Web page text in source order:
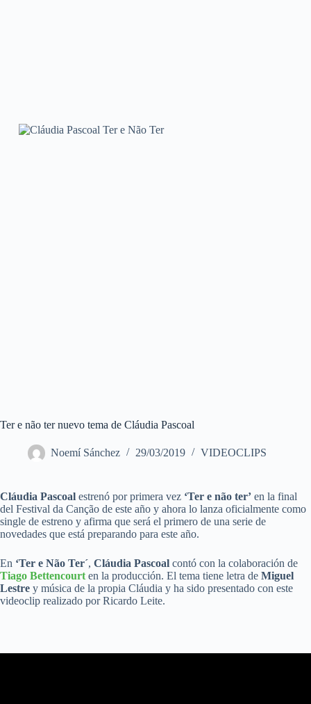
Ter e não ter nuevo tema de Cláudia Pascoal
Noemí Sánchez 29/03/2019 VIDEOCLIPS
Cláudia Pascoal estrenó por primera vez ‘Ter e não ter’ en la final
del Festival da Canção de este año y ahora lo lanza oficialmente como
single de estreno y afirma que será el primero de una serie de
novedades que está preparando para este año.
En ‘Ter e Não Ter´, Cláudia Pascoal contó con la colaboración de
Tiago Bettencourt en la producción. El tema tiene letra de Miguel
Lestre y música de la propia Cláudia y ha sido presentado con este
videoclip realizado por Ricardo Leite.